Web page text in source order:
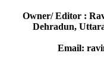
Owner/ Editor :
Dehradun,
Email: